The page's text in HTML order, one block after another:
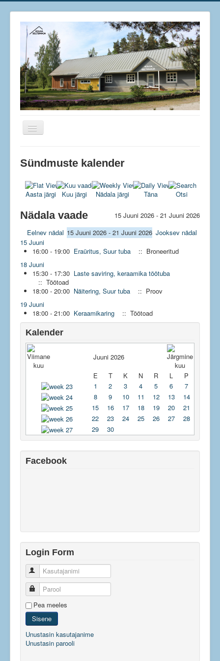
Näita/Peida
menüüd
Kinoklubi
Käsitööpesa
Keraamika
Jagatud kontor
Sündmuste kalender
Aasta järgi Kuu järgi Nädala järgi Täna Otsi
Nädala vaade
15 Juuni 2026 - 21 Juuni 2026
Eelnev nädal 15 Juuni 2026 - 21 Juuni 2026 Jooksev nädal
15 Juuni
16:00 - 19:00 Eraüritus, Suur tuba
:: Broneeritud
18 Juuni
15:30 - 17:30 Laste saviring, keraamika töötuba
:: Töötoad
18:00 - 20:00 Näitering, Suur tuba
:: Proov
19 Juuni
18:00 - 21:00 Keraamikaring :: Töötoad
Kalender
Juuni 2026
E
T K N R L
P
1
2 3 4 5 6
7
8
9 10 11 12 13
14
15
16 17 18 19 20
21
22
23 24 25 26 27
28
29
30
Facebook
Login Form
Kasutajanimi
Parool
Pea meeles
Sisene
Unustasin kasutajanime
Unustasin parooli